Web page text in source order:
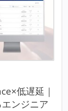
低遅延｜
ンジニア